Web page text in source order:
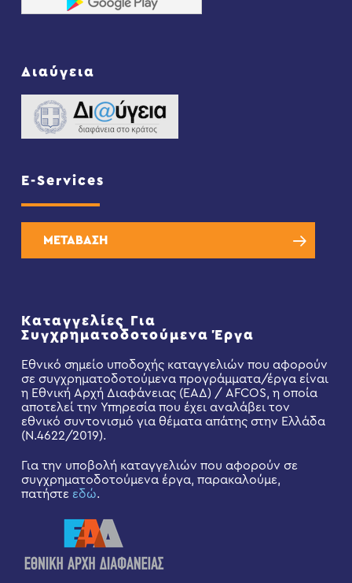
Διαύγεια
E-Services
ΜΕΤΑΒΑΣΗ
Καταγγελίες Για
Συγχρηματοδοτούμενα Έργα
Εθνικό σημείο υποδοχής καταγγελιών που αφορούν
σε συγχρηματοδοτούμενα προγράμματα/έργα είναι
η Εθνική Αρχή Διαφάνειας (ΕΑΔ) / AFCOS, η οποία
αποτελεί την Υπηρεσία που έχει αναλάβει τον
εθνικό συντονισμό για θέματα απάτης στην Ελλάδα
(Ν.4622/2019).
Για την υποβολή καταγγελιών που αφορούν σε
συγχρηματοδοτούμενα έργα, παρακαλούμε,
πατήστε εδώ.